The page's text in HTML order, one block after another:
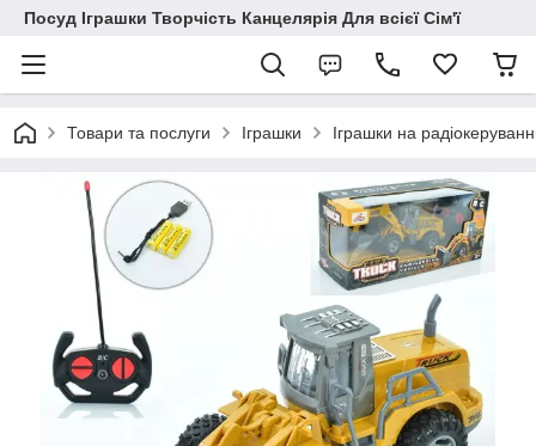
Посуд Іграшки Творчість Канцелярія Для всієї Сім'ї
Товари та послуги Іграшки Іграшки на